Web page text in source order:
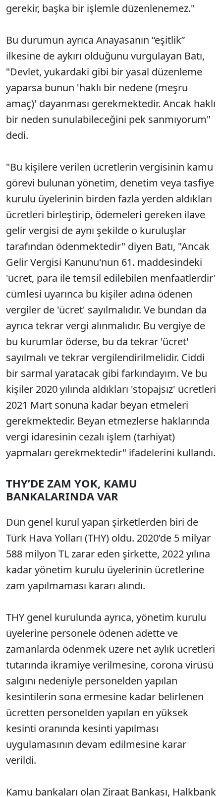
gerekir, başka bir işlemle düzenlenemez."
Bu durumun ayrıca Anayasanın “eşitlik”
ilkesine de aykırı olduğunu vurgulayan Batı,
"Devlet, yukardaki gibi bir yasal düzenleme
yaparsa bunun 'haklı bir nedene (meşru
amaç)' dayanması gerekmektedir. Ancak haklı
bir neden sunulabileceğini pek sanmıyorum"
dedi.
"Bu kişilere verilen ücretlerin vergisinin kamu
görevi bulunan yönetim, denetim veya tasfiye
kurulu üyelerinin birden fazla yerden aldıkları
ücretleri birleştirip, ödemeleri gereken ilave
gelir vergisi de aynı şekilde o kuruluşlar
tarafından ödenmektedir" diyen Batı, "Ancak
Gelir Vergisi Kanunu'nun 61. maddesindeki
'ücret, para ile temsil edilebilen menfaatlerdir'
cümlesi uyarınca bu kişiler adına ödenen
vergiler de 'ücret' sayılmalıdır. Ve bundan da
ayrıca tekrar vergi alınmalıdır. Bu vergiye de
bu kurumlar öderse, bu da tekrar 'ücret'
sayılmalı ve tekrar vergilendirilmelidir. Ciddi
bir sarmal yaratacak gibi farkındayım. Ve bu
kişiler 2020 yılında aldıkları 'stopajsız' ücretleri
2021 Mart sonuna kadar beyan etmeleri
gerekmektedir. Beyan etmezlerse haklarında
vergi idaresinin cezalı işlem (tarhiyat)
yapmaları gerekmektedir" ifadelerini kullandı.
THY’DE ZAM YOK, KAMU
BANKALARINDA VAR
Dün genel kurul yapan şirketlerden biri de
Türk Hava Yolları (THY) oldu. 2020’de 5 milyar
588 milyon TL zarar eden şirkette, 2022 yılına
kadar yönetim kurulu üyelerinin ücretlerine
zam yapılmaması kararı alındı.
THY genel kurulunda ayrıca, yönetim kurulu
üyelerine personele ödenen adette ve
zamanlarda ödenmek üzere net aylık ücretleri
tutarında ikramiye verilmesine, corona virüsü
salgını nedeniyle personelden yapılan
kesintilerin sona ermesine kadar belirlenen
ücretten personelden yapılan en yüksek
kesinti oranında kesinti yapılması
uygulamasının devam edilmesine karar
verildi.
Kamu bankaları olan Ziraat Bankası, Halkbank